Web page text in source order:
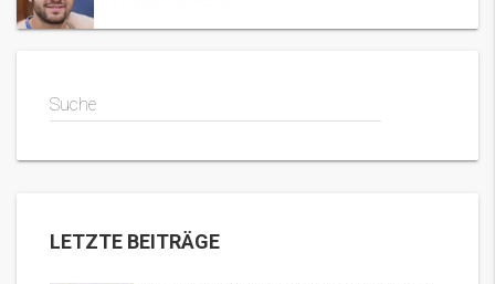
Suche
LETZTE BEITRÄGE